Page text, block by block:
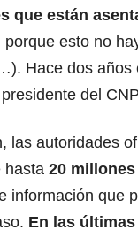
que están
porque esto no
Hace dos años
del
las autoridades
hasta 20
información que
En las